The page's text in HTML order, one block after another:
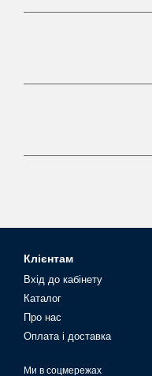
Клієнтам
Вхід до кабінету
Каталог
Про нас
Оплата і доставка
Ми в соцмережах